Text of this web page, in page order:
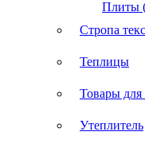
Плиты
Стропа
Теплицы
Товары для
Утеплитель